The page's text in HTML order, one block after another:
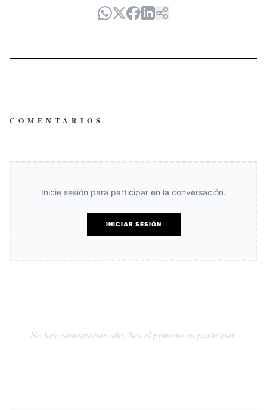
COMENTARIOS
Inicie sesión para participar en la conversación.
INICIAR SESIÓN
No hay comentarios aún. Sea el primero en participar.